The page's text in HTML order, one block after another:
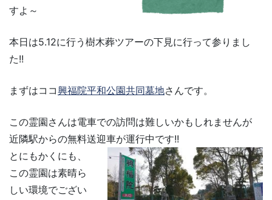
すよ～
本日は5.12に行う樹木葬ツアーの下見に行って参りまし
た!!
まずはココ興福院平和公園共同墓地さんです。
この霊園さんは電車での訪問は難しいかもしれませんが
近隣駅からの無料送迎車が運行中です!!
とにもかくにも、
この霊園は素晴ら
しい環境でござい